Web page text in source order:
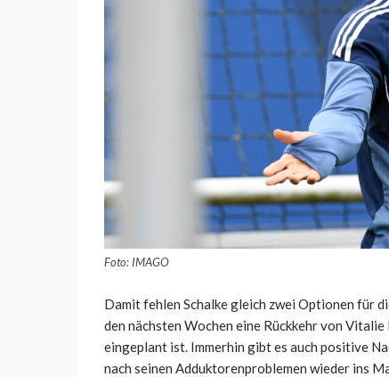
Foto: IMAGO
Damit fehlen Schalke gleich zwei Optionen für
den nächsten Wochen eine Rückkehr von
eingeplant ist. Immerhin gibt es auch positive
nach seinen Adduktorenproblemen wieder ins